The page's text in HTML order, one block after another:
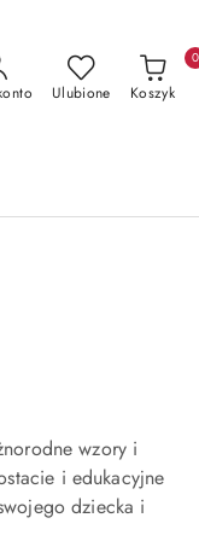
Ulubione Koszyk
0
wzory i
i edukacyjne
dziecka i